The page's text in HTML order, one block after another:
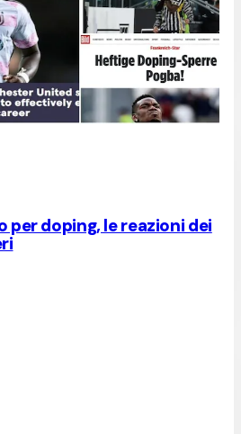
per doping, le reazioni dei